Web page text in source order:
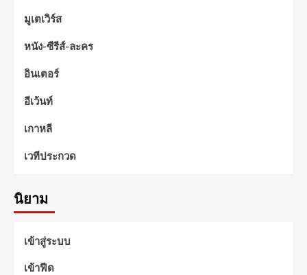
มูเตเวิร์ส
หนัง-ซีรีส์-ละคร
อินเตอร์
อีเว้นท์
เกาหลี
เวทีประกวด
นิยาม
เข้าสู่ระบบ
เข้าฟีด